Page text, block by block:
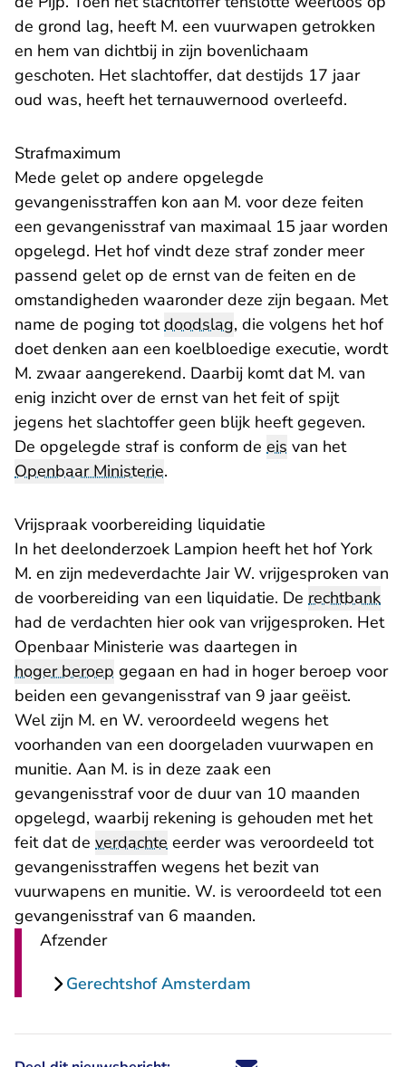
de grond lag, heeft M. een vuurwapen getrokken
en hem van dichtbij in zijn bovenlichaam
geschoten. Het slachtoffer, dat destijds 17 jaar
oud was, heeft het ternauwernood overleefd.
Strafmaximum
Mede gelet op andere opgelegde
gevangenisstraffen kon aan M. voor deze feiten
een gevangenisstraf van maximaal 15 jaar worden
opgelegd. Het hof vindt deze straf zonder meer
passend gelet op de ernst van de feiten en de
omstandigheden waaronder deze zijn begaan. Met
name de poging totdoodslag, die volgens het hof
doet denken aan een koelbloedige executie, wordt
M. zwaar aangerekend. Daarbij komt dat M. van
enig inzicht over de ernst van het feit of spijt
jegens het slachtoffer geen blijk heeft gegeven.
De opgelegde straf is conform de eis van het
Openbaar Ministerie.
Vrijspraak voorbereiding liquidatie
In het deelonderzoek Lampion heeft het hof York
M. en zijn medeverdachte Jair W. vrijgesproken van
de voorbereiding van een liquidatie. De rechtbank
had de verdachten hier ook van vrijgesproken. Het
Openbaar Ministerie was daartegen in
hoger beroep gegaan en had in hoger beroep voor
beiden een gevangenisstraf van 9 jaar geëist.
Wel zijn M. en W. veroordeeld wegens het
voorhanden van een doorgeladen vuurwapen en
munitie. Aan M. is in deze zaak een
gevangenisstraf voor de duur van 10 maanden
opgelegd, waarbij rekening is gehouden met het
feit dat de verdachte eerder was veroordeeld tot
gevangenisstraffen wegens het bezit van
vuurwapens en munitie. W. is veroordeeld tot een
gevangenisstraf van 6 maanden.
Afzender
Gerechtshof Amsterdam